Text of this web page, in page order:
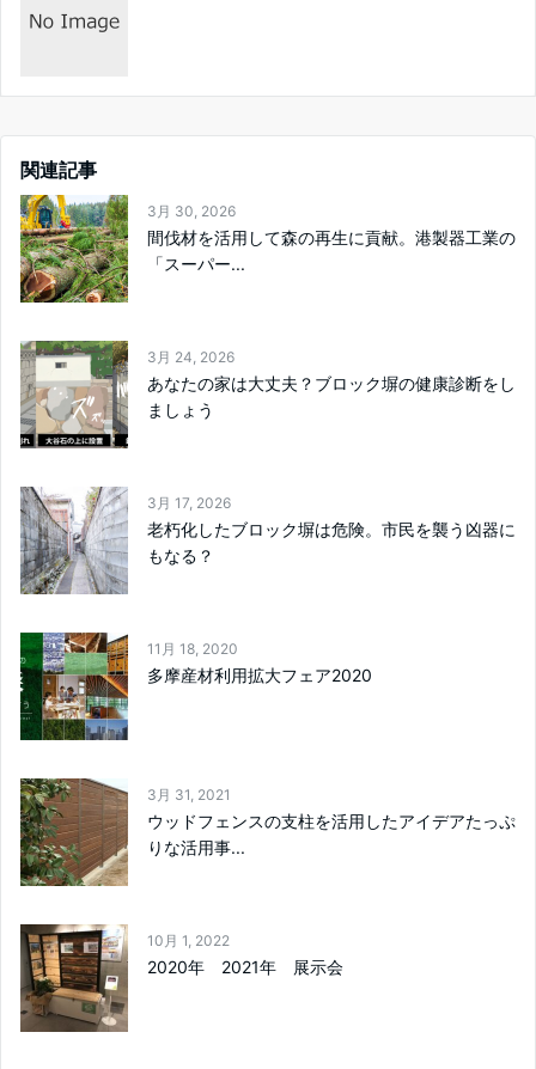
関連記事
3月 30, 2026
間伐材を活用して森の再生に貢献。港製器工業の
「スーパー...
3月 24, 2026
あなたの家は大丈夫？ブロック塀の健康診断をし
ましょう
3月 17, 2026
老朽化したブロック塀は危険。市民を襲う凶器に
もなる？
11月 18, 2020
多摩産材利用拡大フェア2020
3月 31, 2021
ウッドフェンスの支柱を活用したアイデアたっぷ
りな活用事...
10月 1, 2022
2020年 2021年 展示会